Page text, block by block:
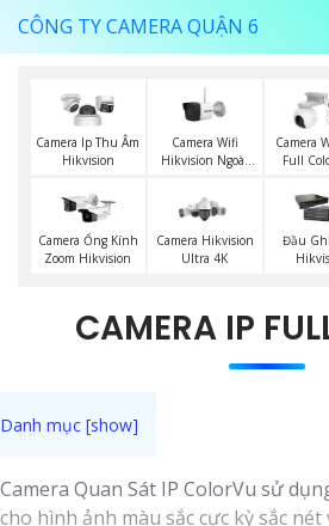
CÔNG TY CAMERA QUẬN 6
Camera Ip Thu Âm
Hikvision
Camera Wifi
Hikvision Ngoài
Camera
Full
Camera Ống Kính
Zoom Hikvision
Camera Hikvision
Ultra 4K
Đầu
CAMERA IP
Camera Quan Sát IP ColorVu sử
cho hình ảnh màu sắc cực kỳ sắc